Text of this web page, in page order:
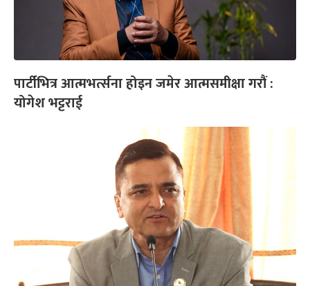
पार्टीभित्र आत्मभर्त्सना होइन जमेर आत्मसमीक्षा गरौं :
योगेश भट्टराई